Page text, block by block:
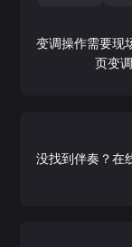
变调操作需要现
页变
没找到伴奏？在